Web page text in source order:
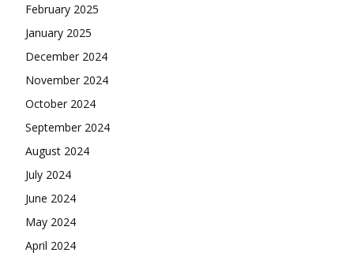
February 2025
January 2025
December 2024
November 2024
October 2024
September 2024
August 2024
July 2024
June 2024
May 2024
April 2024